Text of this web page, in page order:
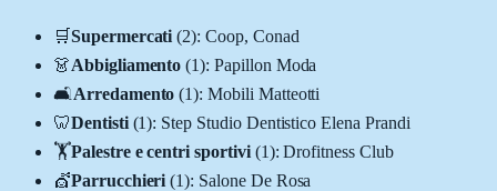
🛒Supermercati (2):Coop, Conad
👗Abbigliamento (1):Papillon Moda
🛋️Arredamento (1):Mobili Matteotti
🦷Dentisti (1): Step Studio Dentistico Elena Prandi
🏋️Palestre e centri sportivi (1):Drofitness Club
💇Parrucchieri (1): Salone De Rosa